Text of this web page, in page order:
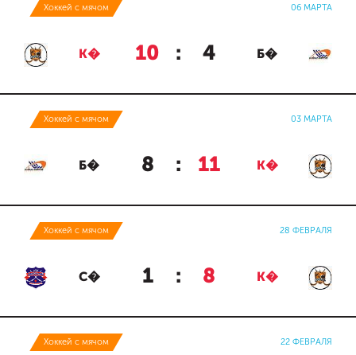
Хоккей с мячом 06 МАРТА
К� 10 : 4 Б�
Хоккей с мячом 03 МАРТА
Б� 8 : 11 К�
Хоккей с мячом 28 ФЕВРАЛЯ
С� 1 : 8 К�
Хоккей с мячом 22 ФЕВРАЛЯ